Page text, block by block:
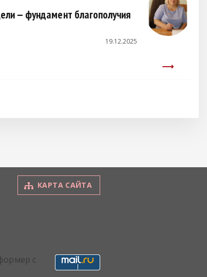
— фундамент благополучия
19.12.2025
КАРТА САЙТА